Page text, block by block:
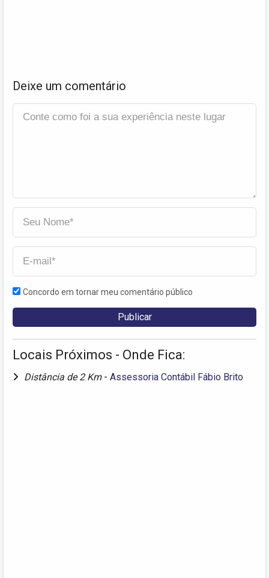
Deixe um comentário
Concordo em tornar meu comentário público
Locais Próximos - Onde Fica:
Distância de 2 Km - Assessoria Contábil Fábio Brito